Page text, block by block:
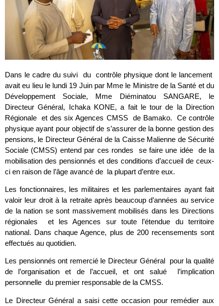
Dans le cadre du suivi du contrôle physique dont le lancement
avait eu lieu le lundi 19 Juin par Mme le Ministre de la Santé et du
Développement Sociale, Mme Diéminatou SANGARE, le
Directeur Général, Ichaka KONE, a fait le tour de la Direction
Régionale et des six Agences CMSS de Bamako. Ce contrôle
physique ayant pour objectif de s’assurer de la bonne gestion des
pensions, le Directeur Général de la Caisse Malienne de Sécurité
Sociale (CMSS) entend par ces rondes se faire une idée de la
mobilisation des pensionnés et des conditions d’accueil de ceux-
ci en raison de l’âge avancé de la plupart d’entre eux.
Les fonctionnaires, les militaires et les parlementaires ayant fait
valoir leur droit à la retraite après beaucoup d’années au service
de la nation se sont massivement mobilisés dans les Directions
régionales et les Agences sur toute l’étendue du territoire
national. Dans chaque Agence, plus de 200 recensements sont
effectués au quotidien.
Les pensionnés ont remercié le Directeur Général pour la qualité
de l’organisation et de l’accueil, et ont salué l’implication
personnelle du premier responsable de la CMSS.
Le Directeur Général a saisi cette occasion pour remédier aux